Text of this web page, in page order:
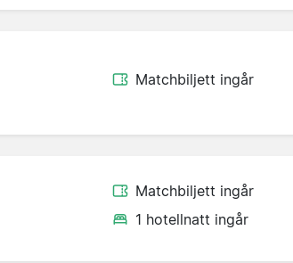
Matchbiljett ingår
Matchbiljett ingår
1 hotellnatt ingår